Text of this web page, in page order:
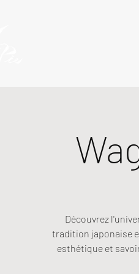
Découvrez
tradition japonaise
esthétique et